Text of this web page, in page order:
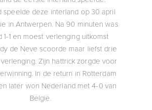
speelde deze interland op 30 april
in Antwerpen. Na 90 minuten was
1-1 en moest verlenging uitkomst
de Neve scoorde maar liefst drie
Zijn hattrick zorgde voor
In de return in Rotterdam
later won Nederland met 4-0 van
Belgie.